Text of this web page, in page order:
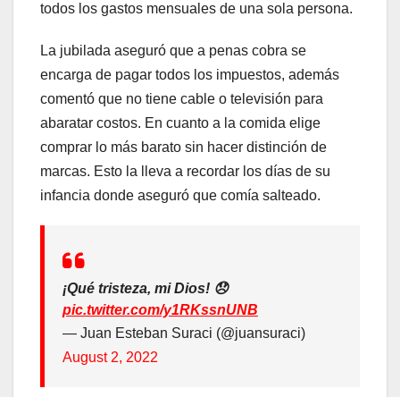
todos los gastos mensuales de una sola persona.
La jubilada aseguró que a penas cobra se
encarga de pagar todos los impuestos, además
comentó que no tiene cable o televisión para
abaratar costos. En cuanto a la comida elige
comprar lo más barato sin hacer distinción de
marcas. Esto la lleva a recordar los días de su
infancia donde aseguró que comía salteado.
¡Qué tristeza, mi Dios! 😞
pic.twitter.com/y1RKssnUNB
— Juan Esteban Suraci (@juansuraci)
August 2, 2022